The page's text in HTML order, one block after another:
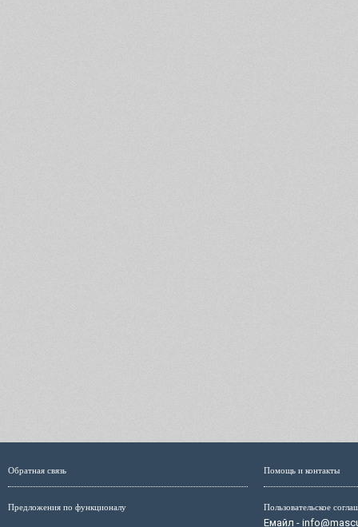
Обратная связь
Предложения по функционалу
Помощь и контакты
Пользовательское
Емайл -